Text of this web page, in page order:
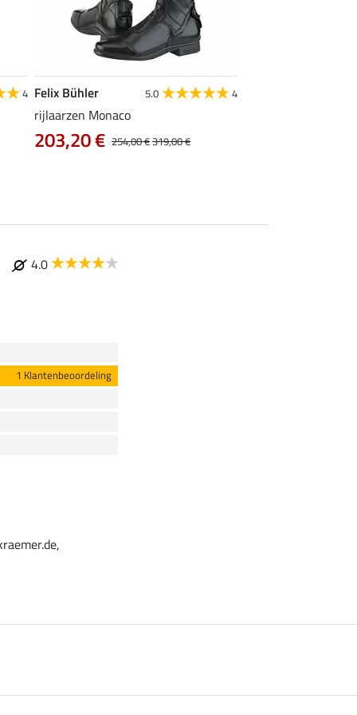
4 Felix Bühler 5.0 4
rijlaarzen Monaco
254,00 €319,00 €
203,20 €
4.0
1 Klantenbeoordeling